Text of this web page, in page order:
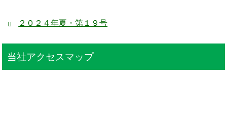
２０２４年夏・第１９号
当社アクセスマップ